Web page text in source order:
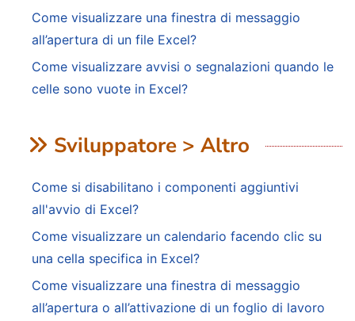
Come visualizzare una finestra di messaggio
all’apertura di un file Excel?
Come visualizzare avvisi o segnalazioni quando le
celle sono vuote in Excel?
Sviluppatore > Altro
Come si disabilitano i componenti aggiuntivi
all'avvio di Excel?
Come visualizzare un calendario facendo clic su
una cella specifica in Excel?
Come visualizzare una finestra di messaggio
all’apertura o all’attivazione di un foglio di lavoro